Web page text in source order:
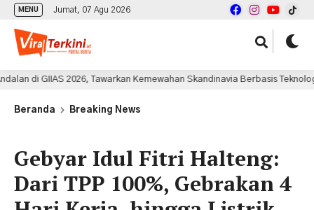
MENU Jumat, 07 Agu 2026
Kemewahan Skandinavia Berbasis Teknologi Listrik 5
Beranda Breaking News
Gebyar Idul Fitri Halteng:
Dari TPP 100%, Gebrakan 4